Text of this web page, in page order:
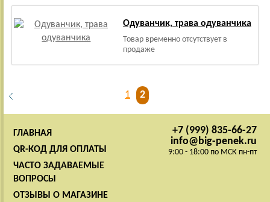
Одуванчик, трава одуванчика
Товар временно отсутствует в
продаже
1 2
+7 (999) 835-66-27
info@big-penek.ru
9:00 - 18:00 по МСК пн-пт
ГЛАВНАЯ
QR-КОД ДЛЯ ОПЛАТЫ
ЧАСТО ЗАДАВАЕМЫЕ
ВОПРОСЫ
ОТЗЫВЫ О МАГАЗИНЕ